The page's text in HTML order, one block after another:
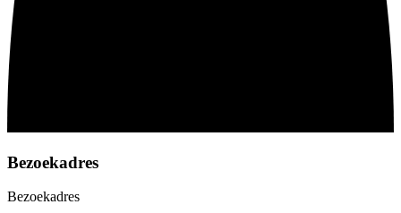
Bezoekadres
Bezoekadres